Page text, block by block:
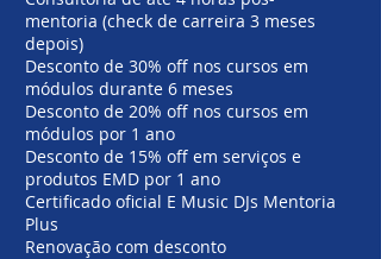
mentoria (check de carreira 3 meses
depois)
Desconto de 30% off nos cursos em
módulos durante 6 meses
Desconto de 20% off nos cursos em
módulos por 1 ano
Desconto de 15% off em serviços e
produtos EMD por 1 ano
Certificado oficial E Music DJs Mentoria
Plus
Renovação com desconto